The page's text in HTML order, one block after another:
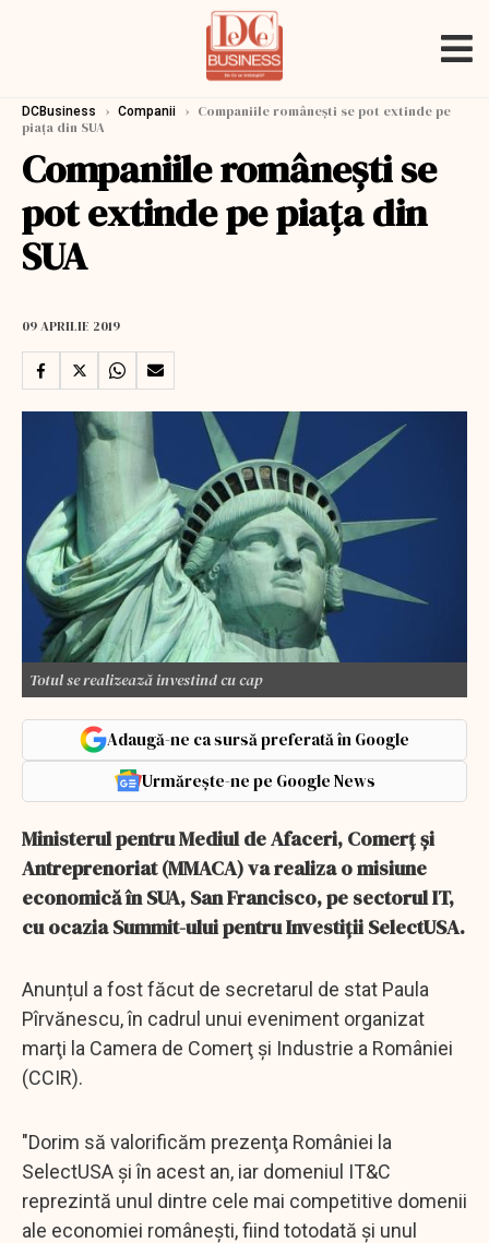
DCBusiness › Companii › Companiile românești se pot extinde pe
piața din SUA
Companiile românești se
pot extinde pe piața din
SUA
09 APRILIE 2019
Totul se realizează investind cu cap
Adaugă-ne ca sursă preferată în Google
Urmărește-ne pe Google News
Ministerul pentru Mediul de Afaceri, Comerţ şi
Antreprenoriat (MMACA) va realiza o misiune
economică în SUA, San Francisco, pe sectorul IT,
cu ocazia Summit-ului pentru Investiţii SelectUSA.
Anunțul a fost făcut de secretarul de stat Paula
Pîrvănescu, în cadrul unui eveniment organizat
marţi la Camera de Comerţ şi Industrie a României
(CCIR).
"Dorim să valorificăm prezenţa României la
SelectUSA şi în acest an, iar domeniul IT&C
reprezintă unul dintre cele mai competitive domenii
ale economiei româneşti, fiind totodată şi unul